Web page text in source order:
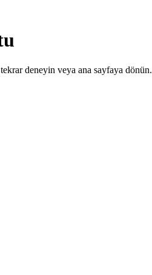
deneyin veya ana sayfaya dönün.